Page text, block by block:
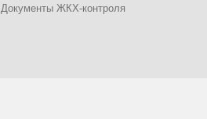
Документы ЖКХ-контроля